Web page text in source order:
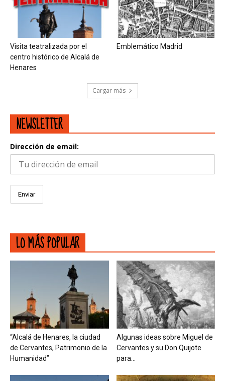
Visita teatralizada por el
centro histórico de Alcalá de
Henares
Emblemático Madrid
Cargar más
NEWSLETTER
Dirección de email:
LO MÁS POPULAR
“Alcalá de Henares, la ciudad
de Cervantes, Patrimonio de la
Humanidad”
Algunas ideas sobre Miguel de
Cervantes y su Don Quijote
para...